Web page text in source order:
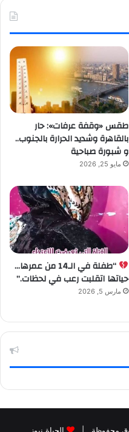
طقس «وقفة عرفات»: حار
بالقاهرة وشديد الحرارة بالجنوب..
و شبورة صباحية
مايو 25, 2026
“طفلة في الـ14 من عمرها…
حياتها اتقلبت رعب في لحظات.”
مارس 5, 2026
الحياة نيوز